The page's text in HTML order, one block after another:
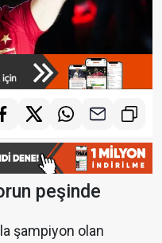
peşinde
şampiyon olan